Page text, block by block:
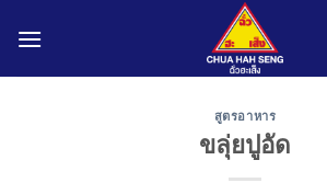
สูตรอาหาร
ขลุ่ยปูอัด